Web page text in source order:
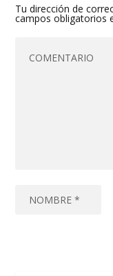
Tu dirección de
campos obligatorios